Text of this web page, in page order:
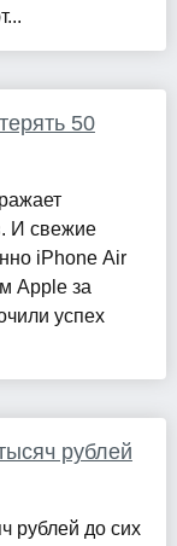
50
И свежие
iPhone Air
Apple за
успех
рублей
рублей до сих